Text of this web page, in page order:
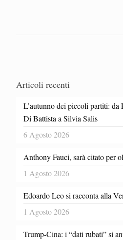
Articoli recenti
L’autunno dei piccoli partiti: da
Di Battista a Silvia Salis
6 Agosto 2026
Anthony Fauci, sarà citato per
1 Agosto 2026
Edoardo Leo si racconta alla
1 Agosto 2026
Trump-Cina: i “dati rubati” si